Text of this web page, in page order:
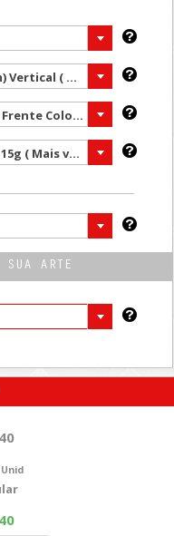
A6 (105 x 148mm) Vertical ( Mais vendido )
4 x 0 - Somente Frente Color ( Mais vendido )
Couchê Fosco 115g ( Mais vendido )
SUA ARTE
Unid